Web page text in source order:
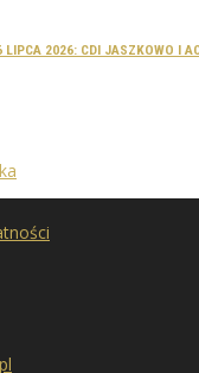
2026: CDI JASZKOWO I